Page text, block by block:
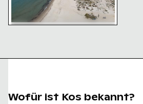
Wofür ist Kos bekannt?